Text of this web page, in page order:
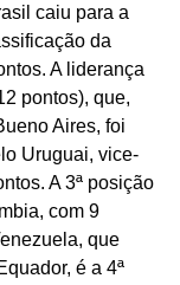
caiu para a
da
A liderança
pontos), que,
Aires, foi
Uruguai, vice-
A 3ª posição
com 9
que
é a 4ª